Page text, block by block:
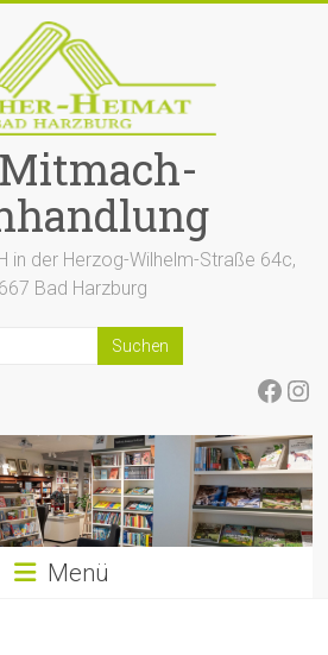
in der Herzog-Wilhelm-Straße 64c,
Bad Harzburg
Menü